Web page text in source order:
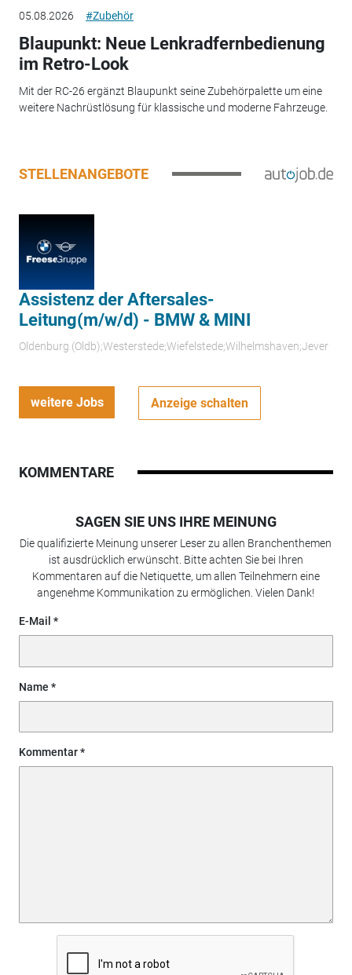
05.08.2026 #Zubehör
Blaupunkt: Neue Lenkradfernbedienung
im Retro-Look
Mit der RC-26 ergänzt Blaupunkt seine Zubehörpalette um eine
weitere Nachrüstlösung für klassische und moderne Fahrzeuge.
STELLENANGEBOTE
Assistenz der Aftersales-
Leitung(m/w/d) - BMW & MINI
Oldenburg (Oldb);Westerstede;Wiefelstede;Wilhelmshaven;Jever
weitere Jobs Anzeige schalten
KOMMENTARE
SAGEN SIE UNS IHRE MEINUNG
Die qualifizierte Meinung unserer Leser zu allen Branchenthemen
ist ausdrücklich erwünscht. Bitte achten Sie bei Ihren
Kommentaren auf die Netiquette, um allen Teilnehmern eine
angenehme Kommunikation zu ermöglichen. Vielen Dank!
E-Mail
Name
Kommentar